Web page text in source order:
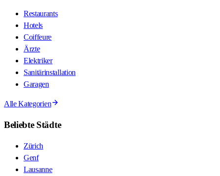
Restaurants
Hotels
Coiffeure
Ärzte
Elektriker
Sanitärinstallation
Garagen
Alle Kategorien
Beliebte Städte
Zürich
Genf
Lausanne